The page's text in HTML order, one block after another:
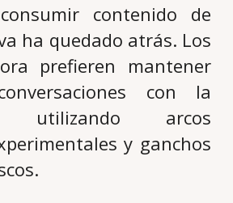
contenido de
ha quedado atrás. Los
prefieren mantener
con la
utilizando arcos
y ganchos